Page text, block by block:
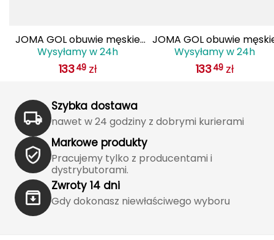
Hydrapak
IGLOO
INNY
Icebreaker
Icestorm
JOMA GOL obuwie męskie
do piłki nożnej lanki
GOLS2501AG czarne
Wysyłamy w 24h
13349 zł
JOMA GOL obuwie
do piłki nożnej lanki
GOLS2509AG żółte
Wysyłamy w 24h
13349 zł
Szybka dostawa
nawet w 24 godziny z dobrymi kurierami
Markowe produkty
Pracujemy tylko z producentami i
dystrybutorami.
Zwroty 14 dni
Gdy dokonasz niewłaściwego wyboru